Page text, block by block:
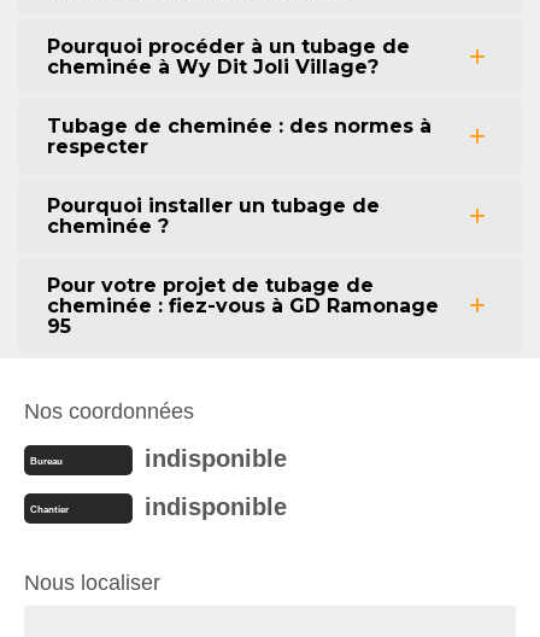
Pourquoi procéder à un tubage de
cheminée à Wy Dit Joli Village?
Tubage de cheminée : des normes à
respecter
Pourquoi installer un tubage de
cheminée ?
Pour votre projet de tubage de
cheminée : fiez-vous à GD Ramonage
95
Nos coordonnées
Bureau indisponible
Chantier indisponible
Nous localiser